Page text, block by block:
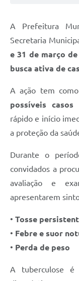
Notícias
Turismo
Projetos
Contas Públicas
Links
Transparência
Enquete
Jornal
SIC
A Prefeitura
Secretaria
e 31 de março de
busca ativa de
A ação tem
possíveis casos
rápido e início
a proteção da
Durante o
convidados a
avaliação e
apresentarem
• Tosse
• Febre e suor
• Perda de peso
A tuberculose